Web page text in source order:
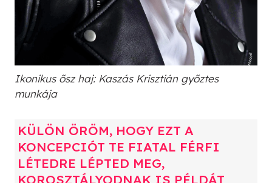
Ikonikus ősz haj: Kaszás Krisztián győztes
munkája
KÜLÖN ÖRÖM, HOGY EZT A
KONCEPCIÓT TE FIATAL FÉRFI
LÉTEDRE LÉPTED MEG,
KOROSZTÁLYODNAK IS PÉLDÁT